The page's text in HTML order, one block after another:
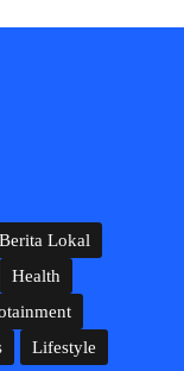
Berita Lokal
Health
Lifestyle